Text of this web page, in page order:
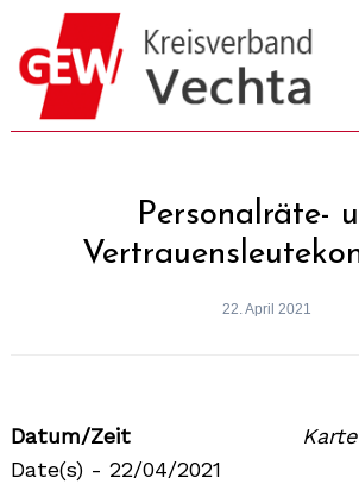
content
Personalräte-
22. April 2021
Datum/Zeit
Date(s) - 22/04/2021